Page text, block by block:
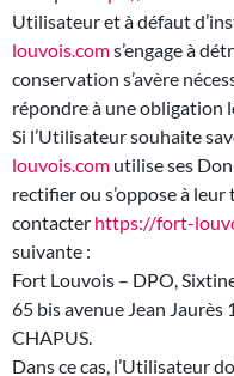
Utilisateur et à défaut
louvois.coms’engage à
conservation s’avère
répondre à une obligation
Si l’Utilisateur souhaite
louvois.com utilise ses
rectifier ou s’oppose à
contacter https://fort-
suivante :
Fort Louvois – DPO,
65 bis avenue Jean Jaurès
CHAPUS.
Dans ce cas, l’Utilisateur